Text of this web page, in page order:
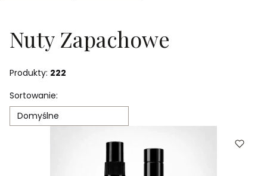
Nuty Zapachowe
Produkty: 222
Lista produktów
Sortowanie:
Domyślne